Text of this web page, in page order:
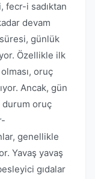
fecr-i sadıktan
devam
günlük
Özellikle ilk
oruç
Ancak, gün
durum oruç
genellikle
Yavaş yavaş
gıdalar